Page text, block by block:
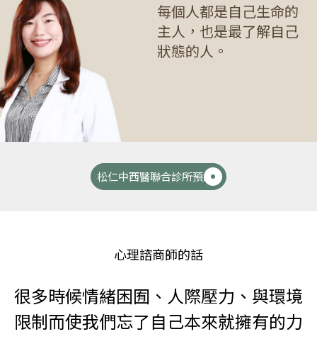
每個人都是自己生命的
主人，也是最了解自己
狀態的人。
松仁中西醫聯合診所預約
心理諮商師的話
很多時候情緒困囿、人際壓力、與環境
限制而使我們忘了自己本來就擁有的力